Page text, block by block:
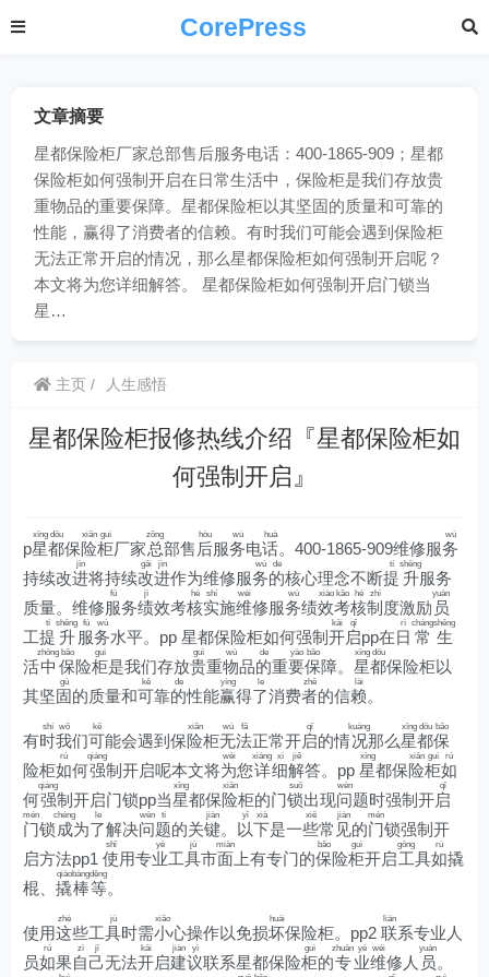
CorePress
文章摘要
星都保险柜厂家总部售后服务电话：400-1865-909；星都
保险柜如何强制开启在日常生活中，保险柜是我们存放贵
重物品的重要保障。星都保险柜以其坚固的质量和可靠的
性能，赢得了消费者的信赖。有时我们可能会遇到保险柜
无法正常开启的情况，那么星都保险柜如何强制开启呢？
本文将为您详细解答。 星都保险柜如何强制开启门锁当
星…
主页 人生感悟
星都保险柜报修热线介绍『星都保险柜如
何强制开启』
p星
xīng
都
dōu
保险
xiǎn
柜
guì
厂家总
zǒng
部售 后
hòu
服务
wù
电话
huà
。400-1865-909维修服务
wù
持续改进
jìn
将持续改
gǎi
进
jìn
作为维修服务
wù
的
de
核心理念不断提
tí
升
shēng
服务
质量。维修服
fú
务绩
jì
效考核
hé
实
shí
施维
wéi
修服务
wù
绩效
xiào
考
kǎo
核
hé
制
zhì
度激励 员
yuán
工提
tí
升
shēng
服
fú
务
wù
水平。pp 星都保险柜如何强制开
kāi
启
qǐ
pp在日
rì
常
cháng
生
shēng
活中
zhōng
保
bǎo
险柜
guì
是我们存放贵
guì
重物
wù
品的
de
重要
yào
保
bǎo
障。星
xīng
都
dōu
保险柜以
其坚固
gù
的质量和可
kě
靠的
de
性能赢
yíng
得了
le
消费者
zhě
的信赖
lài
。
有时
shí
我
wǒ
们可
kě
能会遇到保险
xiǎn
柜无
wú
法
fǎ
正常开启
qǐ
的情况
kuàng
那么星
xīng
都
dōu
保
bǎo
险柜如
rú
何强
qiáng
制开启呢本文将为
wèi
您详
xiáng
细
xì
解
jiě
答。pp星
xīng
都保险
xiǎn
柜
guì
如
rú
何强
qiáng
制开启门锁pp当星
xīng
都保险
xiǎn
柜的门锁
suǒ
出现问
wèn
题时强制开启
qǐ
门
mén
锁 成
chéng
为了
le
解决问
wèn
题
tí
的关键
jiàn
。 以
yǐ
下
xià
是一些
xiē
常 见
jiàn
的门
mén
锁强制开
启方法pp1使
shǐ
用专业
yè
工具
jù
市面
miàn
上有专门的保
bǎo
险柜
guì
开启工
gōng
具如
rú
撬
棍、撬
qiào
棒
bàng
等
děng
。
使用这
zhè
些工具
jù
时需小
xiǎo
心操作以免损坏
huài
保险柜。pp2联
lián
系专业人
员如
rú
果自
zì
己
jǐ
无法开
kāi
启建
jiàn
议
yì
联系星都保险柜
guì
的专
zhuān
业
yè
维
wéi
修人 员
yuán
。